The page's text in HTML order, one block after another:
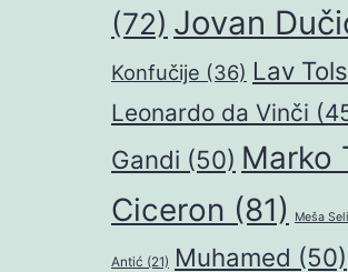
(72) Jovan
Konfučije (36) Lav
Leonardo da Vinči
Gandi (50) Marko
Ciceron (81) Meša
Antić (21) Muhamed (50)